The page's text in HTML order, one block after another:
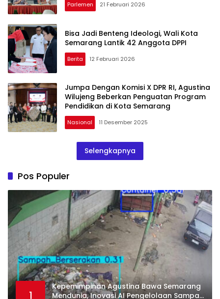
Parlemen 21 Februari 2026
Bisa Jadi Benteng Ideologi, Wali Kota
Semarang Lantik 42 Anggota DPPI
Berita 12 Februari 2026
Jumpa Dengan Komisi X DPR RI, Agustina
Wilujeng Beberkan Penguatan Program
Pendidikan di Kota Semarang
Nasional 11 Desember 2025
Selengkapnya
Pos Populer
1
Kepemimpinan Agustina Bawa Semarang
Mendunia, Inovasi AI Pengelolaan Sampah